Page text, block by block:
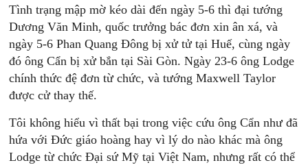
Tình trạng mập mờ kéo dài đến ngày 5-6 thì đại tướng
Dương Văn Minh, quốc trưởng bác đơn xin ân xá, và
ngày 5-6 Phan Quang Đông bị xử tử tại Huế, cùng ngày
đó ông Cẩn bị xử bắn tại Sài Gòn. Ngày 23-6 ông Lodge
chính thức đệ đơn từ chức, và tướng Maxwell Taylor
được cử thay thế.
Tôi không hiểu vì thất bại trong việc cứu ông Cẩn như đã
hứa với Đức giáo hoàng hay vì lý do nào khác mà ông
Lodge từ chức Đại sứ Mỹ tại Việt Nam, nhưng rất có thể